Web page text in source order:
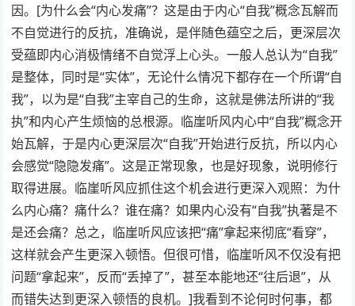
因。[为什么会“内心发痛”？这是由于内心“自我”概念瓦解而
不自觉进行的反抗，准确说，是伴随色蕴空之后，更深层次
受蕴即内心消极情绪不自觉浮上心头。一般人总认为“自我”
是整体，同时是“实体”，无论什么情况下都存在一个所谓“自
我”，以为是“自我”主宰自己的生命，这就是佛法所讲的“我
执”和内心产生烦恼的总根源。临崖听风内心中“自我”概念开
始瓦解，于是内心更深层次“自我”开始进行反抗，所以内心
会感觉“隐隐发痛”。这是正常现象，也是好现象，说明修行
取得进展。临崖听风应抓住这个机会进行更深入观照：为什
么内心痛？痛什么？谁在痛？如果内心没有“自我”执著是不
是还会痛？总之，临崖听风应该把“痛”拿起来彻底“看穿”，
这样就会产生更深入顿悟。但很可惜，临崖听风不仅没有把
问题“拿起来”，反而“丢掉了”，甚至本能地还“往后退”，从
而错失达到更深入顿悟的良机。]我看到不论何时何事，都